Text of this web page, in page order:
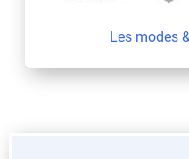
Les modes